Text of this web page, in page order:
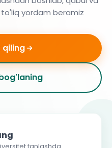
yordam beramiz
qiling